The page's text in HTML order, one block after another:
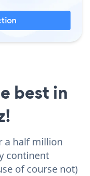
best in
a half million
continent
of course not)